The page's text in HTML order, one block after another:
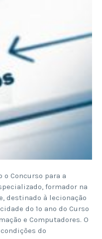
o Concurso para a
formador na
destinado à lecionação
do 1º ano do Curso
e Computadores. O
do